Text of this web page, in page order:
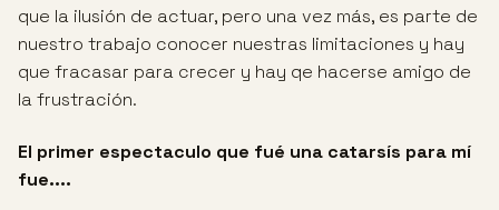
que la ilusión de actuar, pero una vez más, es parte de
nuestro trabajo conocer nuestras limitaciones y hay
que fracasar para crecer y hay qe hacerse amigo de
la frustración.
El primer espectaculo que fué una catarsís para mí
fue....